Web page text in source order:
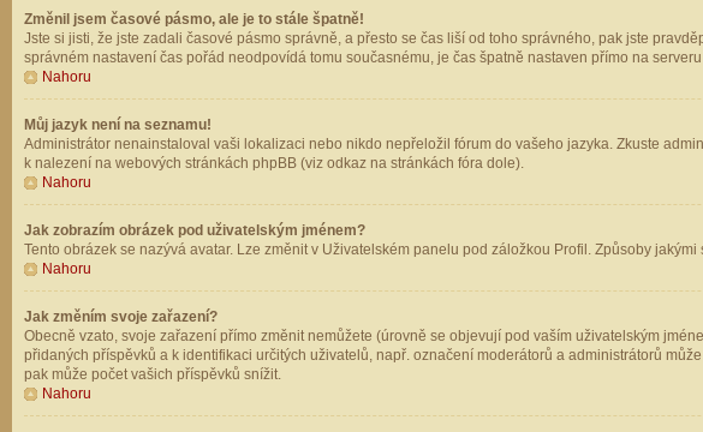
Změnil jsem časové pásmo, ale je to stále špatně!
Jste si jisti, že jste zadali časové pásmo správně, a přesto se čas liší od toho správného, pak jste
správném nastavení čas pořád neodpovídá tomu současnému, je čas špatně nastaven přímo na
Nahoru
Můj jazyk není na seznamu!
Administrátor nenainstaloval vaši lokalizaci nebo nikdo nepřeložil fórum do vašeho jazyka. Zkuste
k nalezení na webových stránkách phpBB (viz odkaz na stránkách fóra dole).
Nahoru
Jak zobrazím obrázek pod uživatelským jménem?
Tento obrázek se nazývá avatar. Lze změnit v Uživatelském panelu pod záložkou Profil. Způsoby
Nahoru
Jak změním svoje zařazení?
Obecně vzato, svoje zařazení přímo změnit nemůžete (úrovně se objevují pod vaším uživatelským
přidaných příspěvků a k identifikaci určitých uživatelů, např. označení moderátorů a administrátorů
pak může počet vašich příspěvků snížit.
Nahoru